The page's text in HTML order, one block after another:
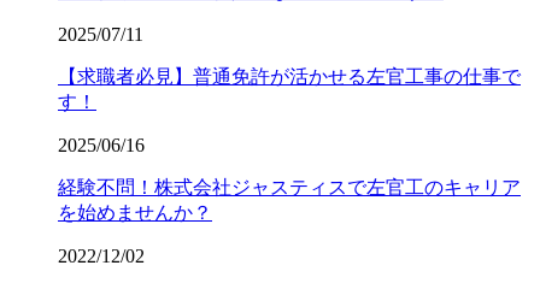
2025/07/11
【求職者必見】普通免許が活かせる左官工事の仕事で
す！
2025/06/16
経験不問！株式会社ジャスティスで左官工のキャリア
を始めませんか？
2022/12/02